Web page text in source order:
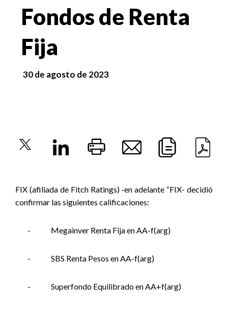
Fondos de Renta
Fija
30 de agosto de 2023
FIX (afiliada de Fitch Ratings) -en adelante “FIX- decidió
confirmar las siguientes calificaciones:
- Megainver Renta Fija en AA-f(arg)
- SBS Renta Pesos en AA-f(arg)
- Superfondo Equilibrado en AA+f(arg)